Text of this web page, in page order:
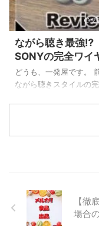
策のためのグッズを仕
いました。 連日の猛暑
ビでも紹介された『
ルリング18℃(SUOクー
グプラス18℃)』です。
わけで今回の記事では
ールリング18℃につい
徹底的にレビューして
いと思います。 SUOク
ながら聴き最強⁉
SONYの完全ワイ
スイヤホン『Link
Buds』の超徹底レ
どうも、一発屋です。
ながら聴きスタイルの
SONY Link Buds WF-
比較記事を書きました
が、今回の記事では
Link Buds WF-L900単体
ビュー(スペックや音漏
【徹
場合